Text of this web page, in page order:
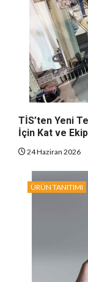
TİS’ten Yeni
İçin Kat ve
24 Haziran 2026
ÜRÜN TANITIMI